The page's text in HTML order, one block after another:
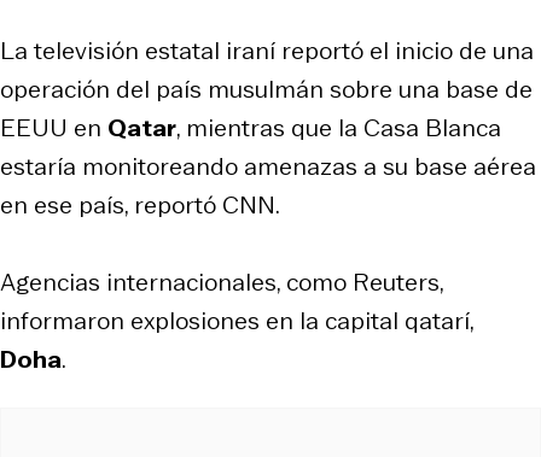
La televisión estatal iraní reportó el inicio de una
operación del país musulmán sobre una base de
EEUU en Qatar, mientras que la Casa Blanca
estaría monitoreando amenazas a su base aérea
en ese país, reportó CNN.
Agencias internacionales, como Reuters,
informaron explosiones en la capital qatarí,
Doha.